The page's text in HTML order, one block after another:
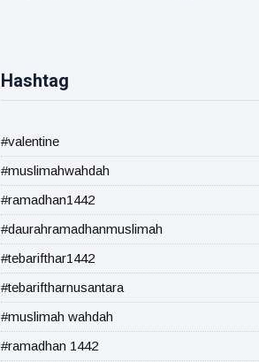
Hashtag
#valentine
#muslimahwahdah
#ramadhan1442
#daurahramadhanmuslimah
#tebarifthar1442
#tebariftharnusantara
#muslimah wahdah
#ramadhan 1442